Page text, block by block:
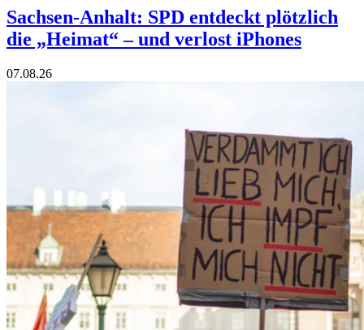
Sachsen-Anhalt: SPD entdeckt plötzlich
die „Heimat“ – und verlost iPhones
07.08.26